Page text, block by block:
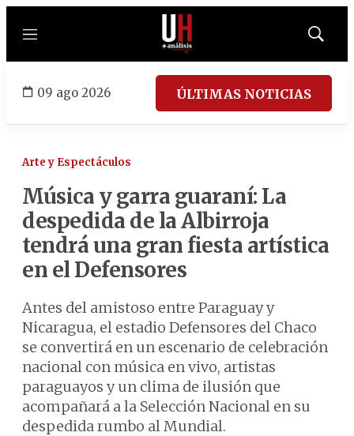
Menú
Mostrar
09 ago 2026 ÚLTIMAS NOTICIAS
Arte y Espectáculos
Música y garra guaraní: La
despedida de la Albirroja
tendrá una gran fiesta artística
en el Defensores
Antes del amistoso entre Paraguay y
Nicaragua, el estadio Defensores del Chaco
se convertirá en un escenario de celebración
nacional con música en vivo, artistas
paraguayos y un clima de ilusión que
acompañará a la Selección Nacional en su
despedida rumbo al Mundial.